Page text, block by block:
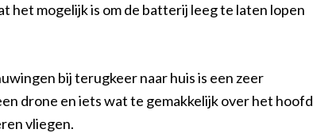
het mogelijk is om de batterij leeg te laten lopen
bij terugkeer naar huis is een zeer
drone en iets wat te gemakkelijk over het hoofd
vliegen.